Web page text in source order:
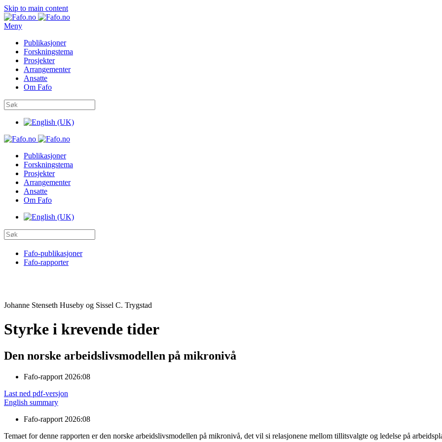
Skip to main content
Meny
Publikasjoner
Forskningstema
Prosjekter
Arrangementer
Ansatte
Om Fafo
Publikasjoner
Forskningstema
Prosjekter
Arrangementer
Ansatte
Om Fafo
Fafo-publikasjoner
Fafo-rapporter
Johanne Stenseth Huseby og Sissel C. Trygstad
Styrke i krevende tider
Den norske arbeidslivsmodellen på mikronivå
Fafo-rapport 2026:08
Last ned pdf-versjon
English summary
Fafo-rapport 2026:08
Temaet for denne rapporten er den norske arbeidslivsmodellen på mikronivå, det vil si relasjonene mellom tillitsvalgte og ledelse på